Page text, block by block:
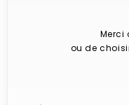
Merci
ou de